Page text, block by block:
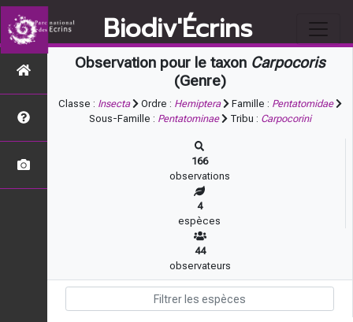
Biodiv'Écrins
Observation pour le taxon Carpocoris
(Genre)
Classe : Insecta Ordre : Hemiptera Famille : Pentatomidae
Sous-Famille : Pentatominae Tribu : Carpocorini
166
observations
4
espèces
44
observateurs